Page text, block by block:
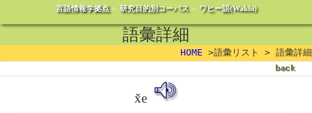
言語情報学拠点> 研究目的別コーパス> ワヒー語(Wakhi)
語彙詳細
HOME >語彙リスト > 語彙詳細
x̌e